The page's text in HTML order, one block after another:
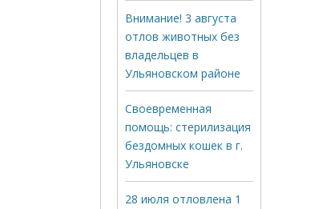
Внимание! 3 августа
отлов животных без
владельцев в
Ульяновском районе
Своевременная
помощь: стерилизация
бездомных кошек в г.
Ульяновске
28 июля отловлена 1